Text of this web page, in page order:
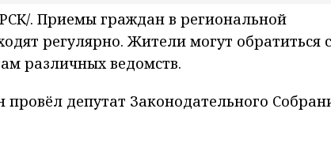
. Приемы граждан в региональной
регулярно. Жители могут обратиться с
различных ведомств.
депутат Законодательного